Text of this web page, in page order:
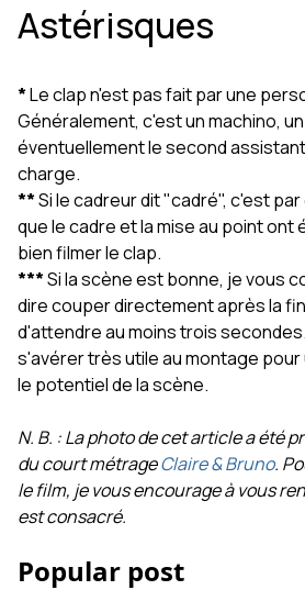
Astérisques
*Le clap n'est pas fait par une
Généralement, c'est un machino,
éventuellement le second
charge.
**Si le cadreur dit "cadré", c'est
que le cadre et la mise au point
bien filmer le clap.
***Si la scène est bonne, je vous
dire couper directement après la
d'attendre au moins trois
s'avérer très utile au montage pour
le potentiel de la scène.
N. B. : La photo de cet article a été
du court métrageClaire & Bruno.
le film, je vous encourage à vous
est consacré.
Popular post